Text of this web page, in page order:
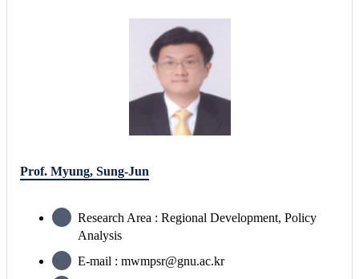
Prof. Myung, Sung-Jun
Research Area : Regional Development, Policy
Analysis
E-mail : mwmpsr@gnu.ac.kr